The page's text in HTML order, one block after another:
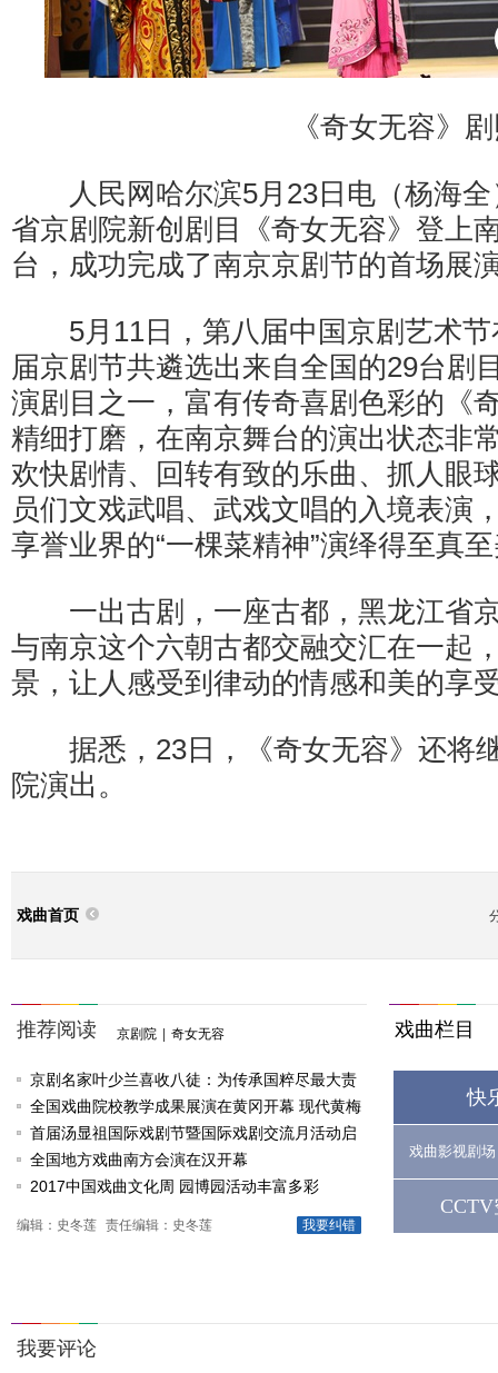
《奇女无容》剧
人民网哈尔滨5月23日电（杨海全
省京剧院新创剧目《奇女无容》登上
台，成功完成了南京京剧节的首场展
5月11日，第八届中国京剧艺术节
届京剧节共遴选出来自全国的29台剧
演剧目之一，富有传奇喜剧色彩的《
精细打磨，在南京舞台的演出状态非
欢快剧情、回转有致的乐曲、抓人眼
员们文戏武唱、武戏文唱的入境表演
享誉业界的“一棵菜精神”演绎得至真
一出古剧，一座古都，黑龙江省
与南京这个六朝古都交融交汇在一起
景，让人感受到律动的情感和美的享
据悉，23日，《奇女无容》还将
院演出。
戏曲首页
推荐阅读 京剧院 奇女无容
京剧名家叶少兰喜收八徒：为传承国粹尽最大责
任
全国戏曲院校教学成果展演在黄冈开幕 现代黄梅
戏《槐花谣》倾情..
首届汤显祖国际戏剧节暨国际戏剧交流月活动启
动
全国地方戏曲南方会演在汉开幕
2017中国戏曲文化周 园博园活动丰富多彩
我要纠错
编辑：史冬莲 责任编辑：史冬莲
戏曲栏目
快
戏曲影视剧场